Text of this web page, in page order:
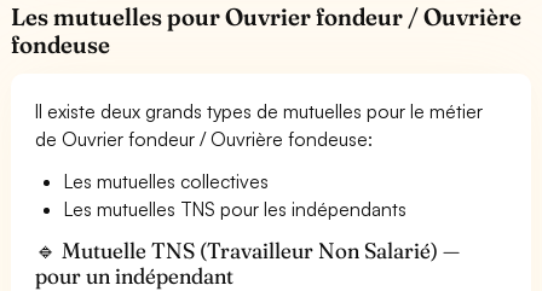
Les mutuelles pour Ouvrier fondeur / Ouvrière
fondeuse
Il existe deux grands types de mutuelles pour le métier
de Ouvrier fondeur / Ouvrière fondeuse:
Les mutuelles collectives
Les mutuelles TNS pour les indépendants
🔹 Mutuelle TNS (Travailleur Non Salarié) —
pour un indépendant